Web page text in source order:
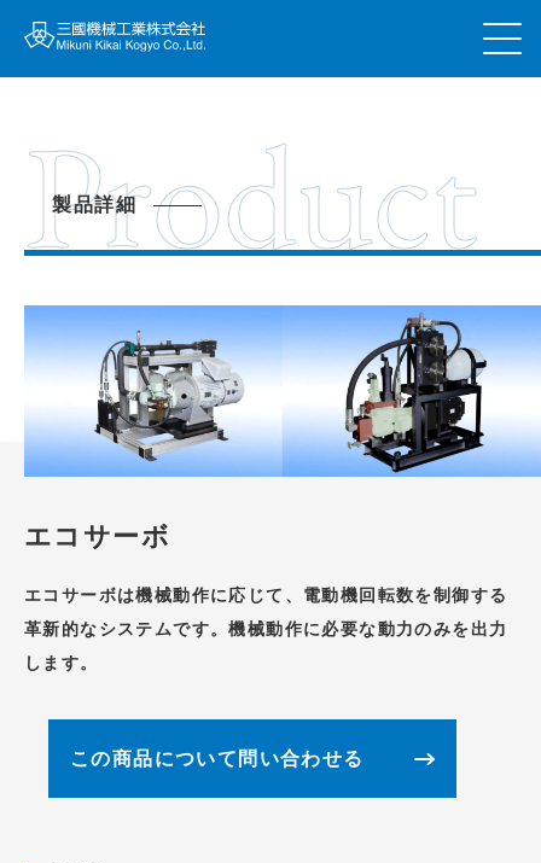
Product
製品詳細
エコサーボ
エコサーボは機械動作に応じて、電動機回転数を制御する
革新的なシステムです。機械動作に必要な動力のみを出力
します。
この商品について問い合わせる